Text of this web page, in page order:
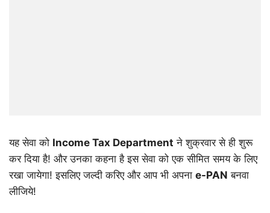
यह सेवा को Income Tax Department ने शुक्रवार से ही शुरू
कर दिया है! और उनका कहना है इस सेवा को एक सीमित समय के लिए
रखा जायेगा! इसलिए जल्दी करिए और आप भी अपना e-PAN बनवा
लीजिये!